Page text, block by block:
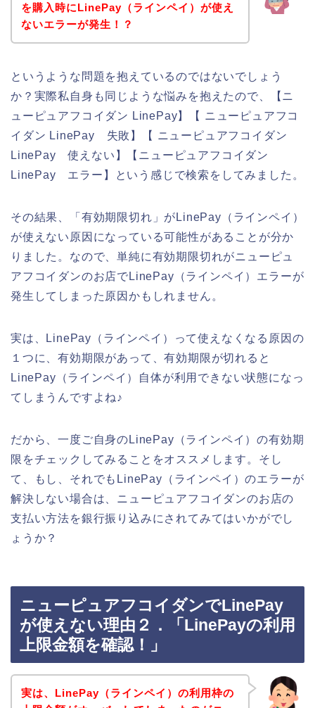
を購入時にLinePay（ラインペイ）が使え
ないエラーが発生！？
というような問題を抱えているのではないでしょう
か？実際私自身も同じような悩みを抱えたので、【ニ
ューピュアフコイダン LinePay】【 ニューピュアフコ
イダン LinePay 失敗】【 ニューピュアフコイダン
LinePay 使えない】【ニューピュアフコイダン
LinePay エラー】という感じで検索をしてみました。
その結果、「有効期限切れ」がLinePay（ラインペイ）
が使えない原因になっている可能性があることが分か
りました。なので、単純に有効期限切れがニューピュ
アフコイダンのお店でLinePay（ラインペイ）エラーが
発生してしまった原因かもしれません。
実は、LinePay（ラインペイ）って使えなくなる原因の
１つに、有効期限があって、有効期限が切れると
LinePay（ラインペイ）自体が利用できない状態になっ
てしまうんですよね♪
だから、一度ご自身のLinePay（ラインペイ）の有効期
限をチェックしてみることをオススメします。そし
て、もし、それでもLinePay（ラインペイ）のエラーが
解決しない場合は、ニューピュアフコイダンのお店の
支払い方法を銀行振り込みにされてみてはいかがでし
ょうか？
ニューピュアフコイダンでLinePay
が使えない理由２．「LinePayの利用
上限金額を確認！」
実は、LinePay（ラインペイ）の利用枠の